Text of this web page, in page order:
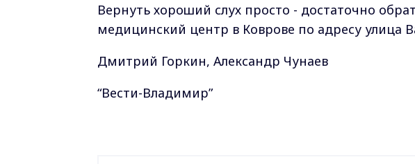
Вернуть хороший слух просто - достаточно
медицинский центр в Коврове по адресу улица
Дмитрий Горкин, Александр Чунаев
“Вести-Владимир”